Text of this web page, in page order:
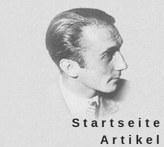
Startseite
Artikel